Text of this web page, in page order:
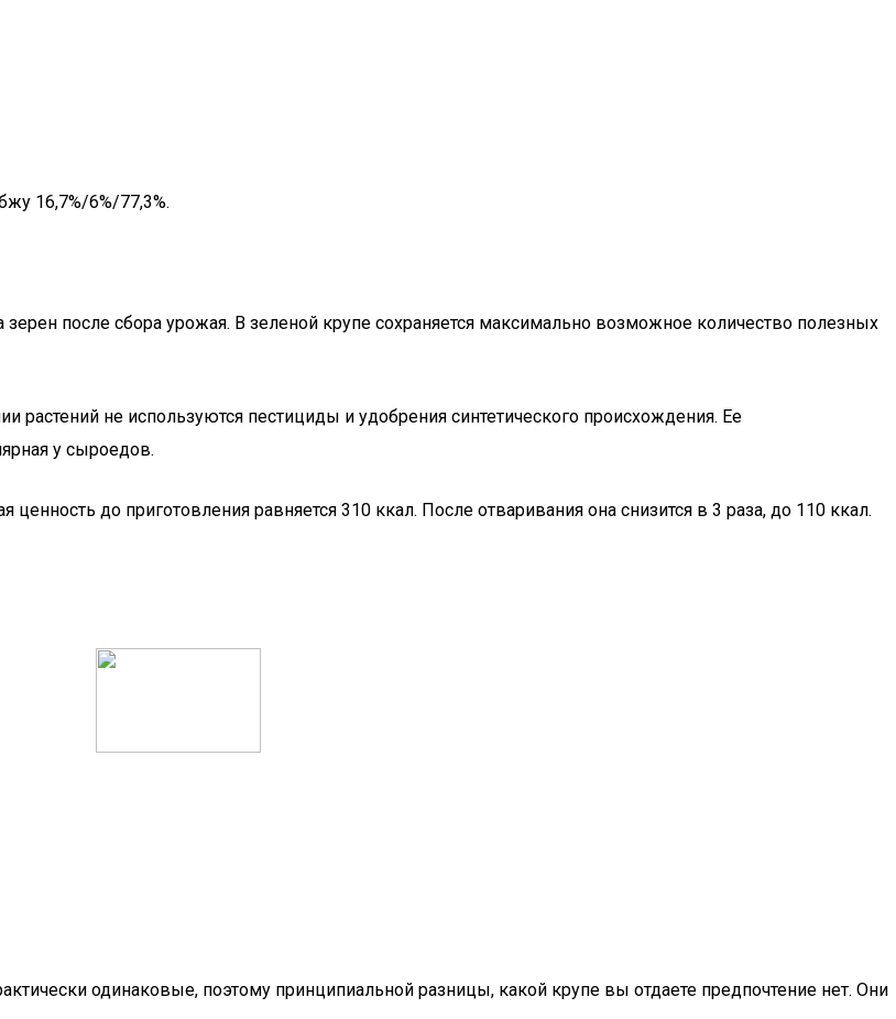
16,7%/6%/77,3%.
после сбора урожая. В зеленой крупе сохраняется максимально возможное количество полезных
растений не используются пестициды и удобрения синтетического происхождения. Ее
у сыроедов.
до приготовления равняется 310 ккал. После отваривания она снизится в 3 раза, до 110 ккал.
одинаковые, поэтому принципиальной разницы, какой крупе вы отдаете предпочтение нет. Они